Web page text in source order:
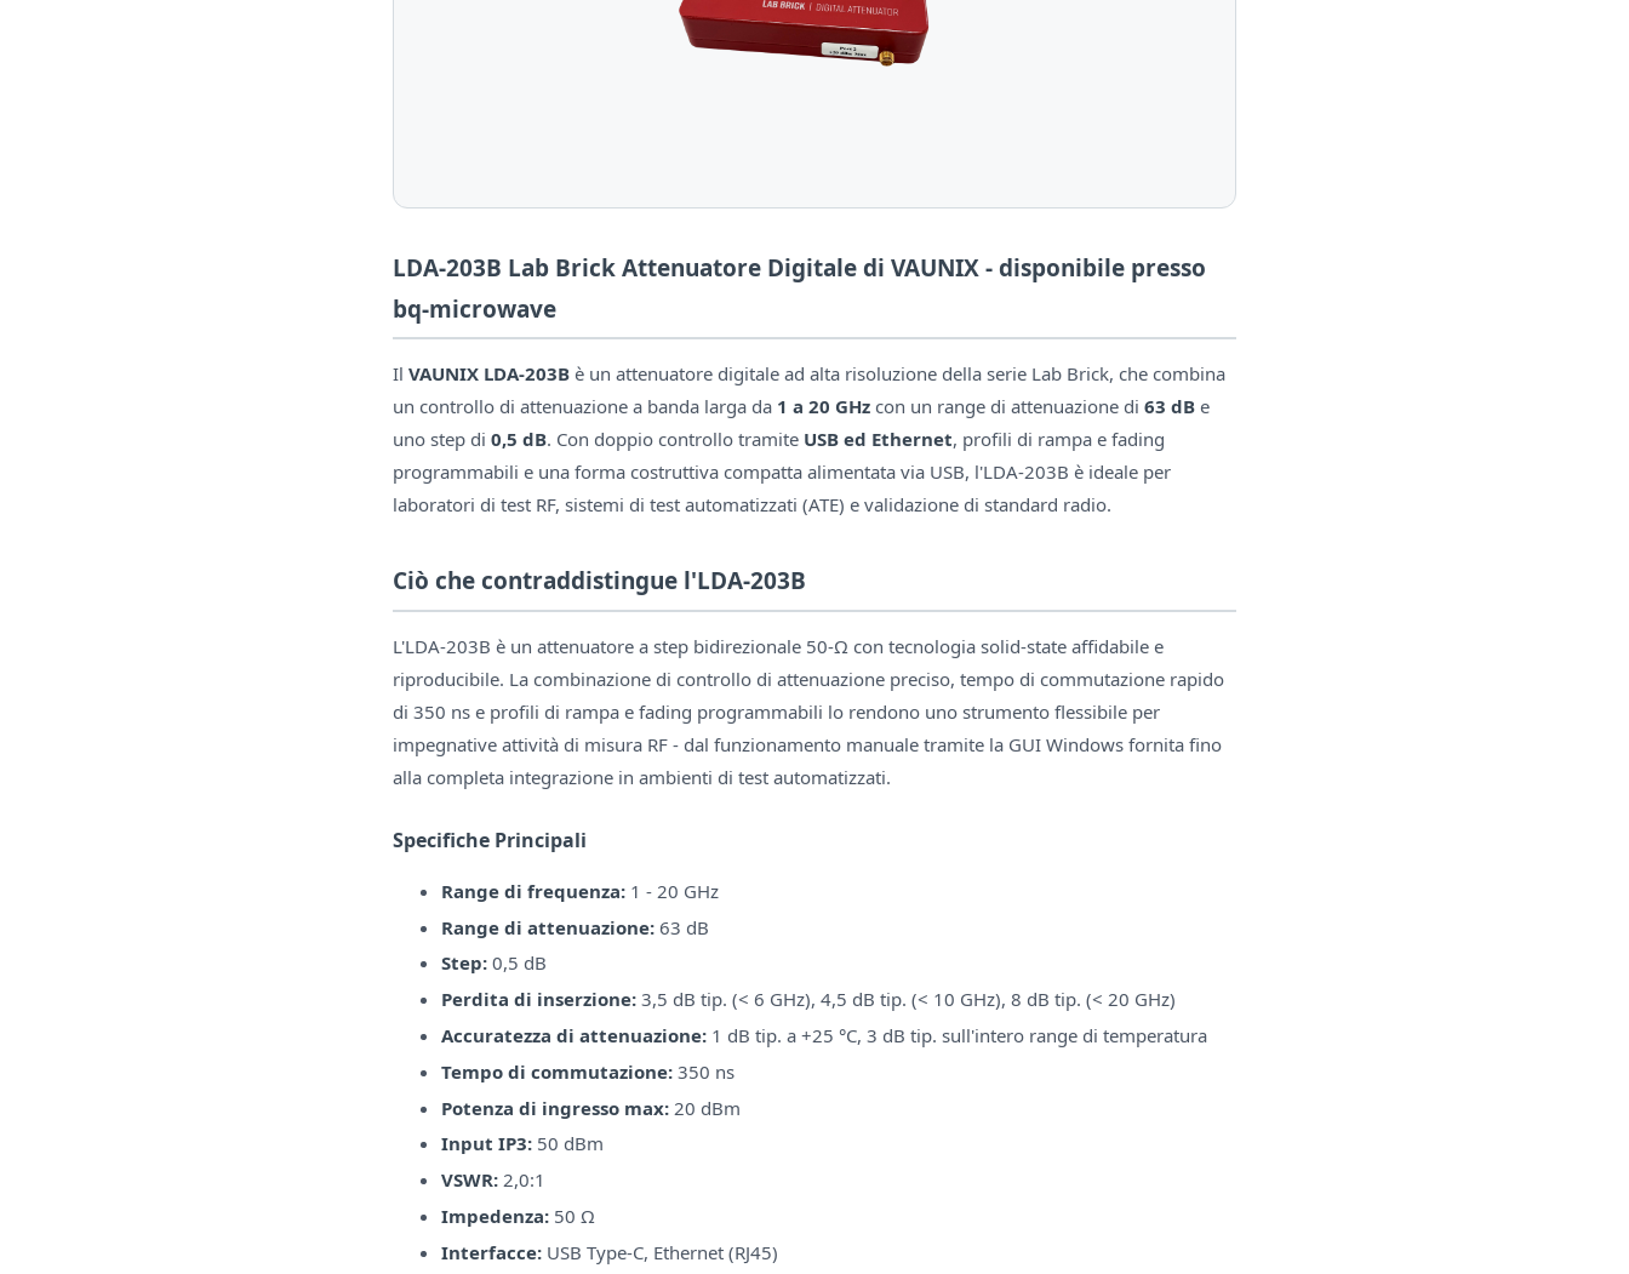
LDA-203B Lab Brick Attenuatore Digitale di VAUNIX - disponibile presso
bq-microwave
Il VAUNIX LDA-203B è un attenuatore digitale ad alta risoluzione della serie Lab Brick, che combina
un controllo di attenuazione a banda larga da 1 a 20 GHz con un range di attenuazione di 63 dB e
uno step di 0,5 dB. Con doppio controllo tramite USB ed Ethernet, profili di rampa e fading
programmabili e una forma costruttiva compatta alimentata via USB, l'LDA-203B è ideale per
laboratori di test RF, sistemi di test automatizzati (ATE) e validazione di standard radio.
Ciò che contraddistingue l'LDA-203B
L'LDA-203B è un attenuatore a step bidirezionale 50-Ω con tecnologia solid-state affidabile e
riproducibile. La combinazione di controllo di attenuazione preciso, tempo di commutazione rapido
di 350 ns e profili di rampa e fading programmabili lo rendono uno strumento flessibile per
impegnative attività di misura RF - dal funzionamento manuale tramite la GUI Windows fornita fino
alla completa integrazione in ambienti di test automatizzati.
Specifiche Principali
Range di frequenza: 1 - 20 GHz
Range di attenuazione: 63 dB
Step: 0,5 dB
Perdita di inserzione: 3,5 dB tip. (< 6 GHz), 4,5 dB tip. (< 10 GHz), 8 dB tip. (< 20 GHz)
Accuratezza di attenuazione: 1 dB tip. a +25 °C, 3 dB tip. sull'intero range di temperatura
Tempo di commutazione: 350 ns
Potenza di ingresso max: 20 dBm
Input IP3: 50 dBm
VSWR: 2,0:1
Impedenza: 50 Ω
Interfacce: USB Type-C, Ethernet (RJ45)